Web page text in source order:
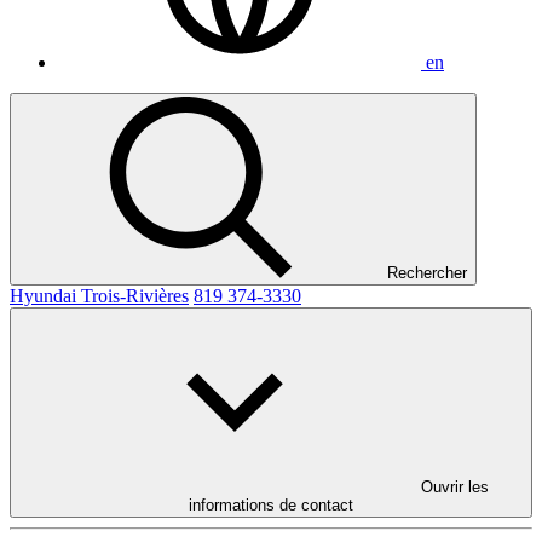
en
Rechercher
Hyundai Trois-Rivières 819 374-3330
Ouvrir les
informations de contact